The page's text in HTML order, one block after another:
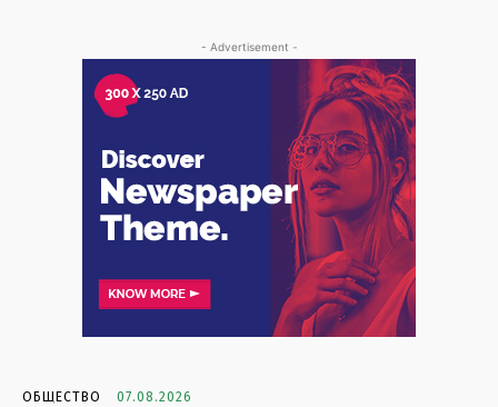
- Advertisement -
ОБЩЕСТВО 07.08.2026